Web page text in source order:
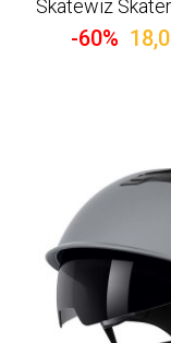
Skatewiz
-60%